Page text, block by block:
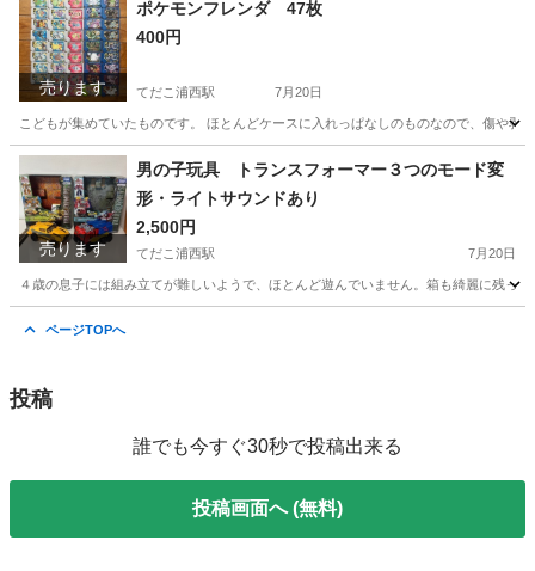
売ります
ポケモンフレンダ 47枚
400円
てだこ浦西駅 7月20日
こどもが集めていたものです。 ほとんどケースに入れっぱなしのものなので、傷や
沖縄 うるま市 てだこ浦西駅
売ります
男の子玩具 トランスフォーマー３つのモード変
形・ライトサウンドあり
2,500円
てだこ浦西駅 7月20日
４歳の息子には組み立てが難しいようで、ほとんど遊んでいません。箱も綺麗に残
ページTOPへ
投稿
誰でも今すぐ30秒で投稿出来る
投稿画面へ (無料)